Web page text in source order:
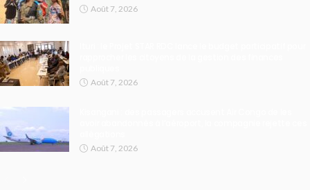
Août 7, 2026
Août 7, 2026
Août 7, 2026